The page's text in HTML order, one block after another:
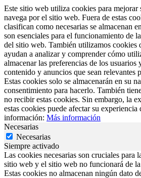
Este sitio web utiliza cookies para mejorar
navega por el sitio web. Fuera de estas
clasifican como necesarias se almacenan
son esenciales para el funcionamiento de
del sitio web. También utilizamos cookies
ayudan a analizar y comprender cómo
almacenar las preferencias de los usuarios
contenido y anuncios que sean relevantes
Estas cookies solo se almacenarán en su
consentimiento para hacerlo. También
no recibir estas cookies. Sin embargo, la
estas cookies puede afectar su experiencia
información: Más información
Necesarias
Necesarias
Siempre activado
Las cookies necesarias son cruciales para
sitio web y el sitio web no funcionará de
Estas cookies no almacenan ningún dato